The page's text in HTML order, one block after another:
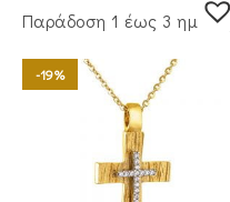
Παράδoση 1 έως 3 ημέρες
-19%